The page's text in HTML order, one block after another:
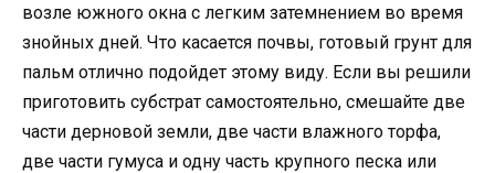
возле южного окна с легким затемнением во время
знойных дней. Что касается почвы, готовый грунт для
пальм отлично подойдет этому виду. Если вы решили
приготовить субстрат самостоятельно, смешайте две
части дерновой земли, две части влажного торфа,
две части гумуса и одну часть крупного песка или